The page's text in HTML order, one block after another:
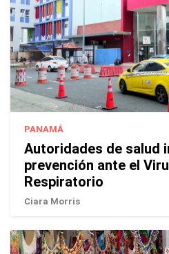
PANAMÁ
Autoridades de salud
prevención ante el
Respiratorio
Ciara Morris